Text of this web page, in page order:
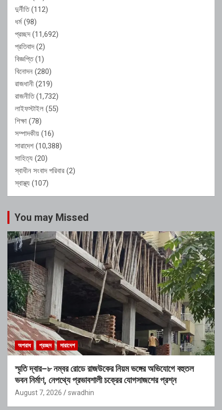
দুর্নীতি(112)
ধর্ম(98)
প্রচ্ছদ(11,692)
প্রতিবাদ(2)
বিজ্ঞপ্তি(1)
বিনোদন (280)
রাজধানী (219)
রাজনীতি(1,732)
লাইফস্টাইল (55)
শিক্ষা (78)
সম্পাদকীয় (16)
সারাদেশ (10,388)
সাহিত্য (20)
স্বাধীন সংবাদ পরিবার (2)
স্বাস্থ্য (107)
You may Missed
অপরাধ প্রচ্ছদ সারাদেশ
স্মৃতি দ্বার–৮ নম্বর রোডে রাজউকের নিয়ম ভঙ্গের অভিযোগে বহুতল
ভবন নির্মাণ, নেপথ্যে প্রভাবশালী চক্রের যোগসাজশের প্রশ্ন
August 7, 2026 swadhin